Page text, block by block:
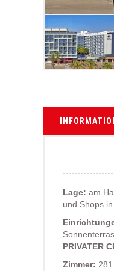
Lage: am
und Shops
PRIVATER
Zimmer: